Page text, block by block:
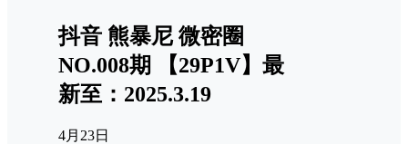
抖音 熊暴尼 微密圈
NO.008期 【29P1V】最
新至：2025.3.19
4月23日